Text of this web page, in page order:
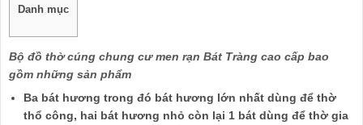
Danh mục
Bộ đồ thờ cúng chung cư men rạn Bát Tràng cao cấp bao
gồm những sản phẩm
Ba bát hương trong đó bát hương lớn nhất dùng để thờ
thổ công, hai bát hương nhỏ còn lại 1 bát dùng để thờ gia